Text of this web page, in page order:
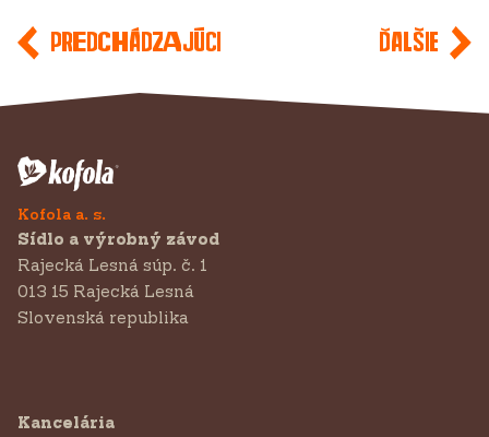
Predchádzajúci Ďalšie
Kofola a. s.
Sídlo a výrobný závod
Rajecká Lesná súp. č. 1
013 15 Rajecká Lesná
Slovenská republika
Kancelária